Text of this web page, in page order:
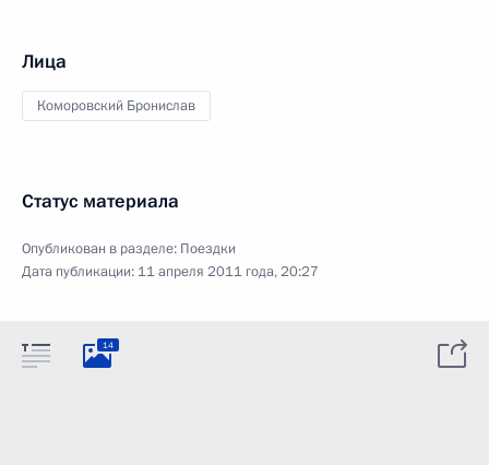
Лица
Коморовский Бронислав
Статус материала
Опубликован в разделе: Поездки
Дата публикации: 11 апреля 2011 года, 20:27
14